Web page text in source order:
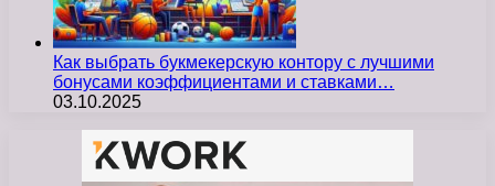
Как выбрать букмекерскую контору с лучшими
бонусами коэффициентами и ставками…
03.10.2025